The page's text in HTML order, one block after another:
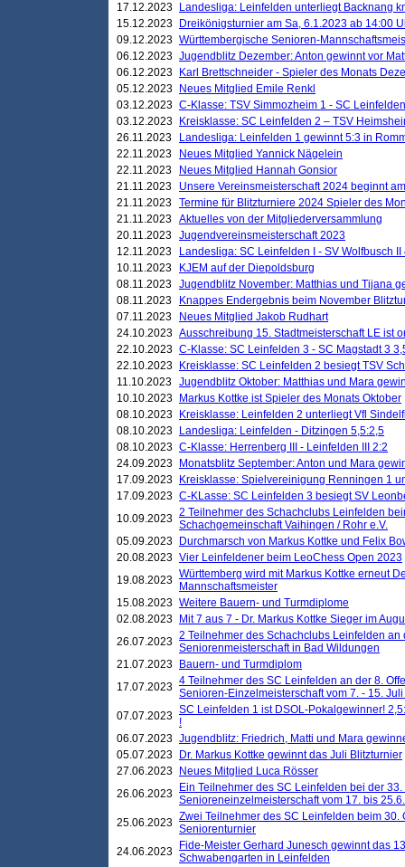
17.12.2023
Landesliga: Leinfelden unterliegt Backnang
15.12.2023
Dreikönigsturnier am Sa, 6.1.2023 ab 14:00
09.12.2023 Württembergische Senioren-
06.12.2023 Jugendblitz Dezember: Anton gewinnt vor
06.12.2023
Karl Brettschneider - Spieler des Monats
05.12.2023
Neues Mitglied Emile Renkl
03.12.2023 C-Klasse: TSV Simmozheim 1 - SC
03.12.2023
Kreisklasse: SC Leinfelden 2 – TSV
26.11.2023
Landesliga: Leinfelden 1 gewinnt 5:3 in
22.11.2023
Neues Mitglied Yannick Nägelein
22.11.2023
Neues Mitglied Hannah Gonsior
21.11.2023
Unsere Vereinsmeisterschaft 2024 beginnt
21.11.2023 Termine für Blitzturniere 2024 Spieler des
21.11.2023 Aktuelles von der Mitgliederversammlung
20.11.2023 Jugendvereinsmeisterschaft 2023
12.11.2023
Landesliga: SC Leinfelden I - SV Wolfbusch II
10.11.2023
KJEM auf der Diepoldsburg
08.11.2023 Jugendblitz November: Matthias und Tijana
08.11.2023
Knappes Endergebnis beim November
07.11.2023
Neues Mitglied Jakob Rudhart
24.10.2023 Ausschreibung 15. Stadtmeisterschaft LE ist
22.10.2023 C-Klasse: SC Leinfelden 3 - SC Magstadt 3
22.10.2023
Kreisklasse: SC Leinfelden 2 besiegt TSV
11.10.2023 Jugendblitz Oktober: Matthias und Mara
10.10.2023
Markus Kottke ist Spieler des Monats Oktober
08.10.2023
Kreisklasse: Leinfelden 2 unterliegt Vfl
08.10.2023
Landesliga: Leinfelden - Ditzingen 5,5:2,5
08.10.2023 C-Klasse: Herrenberg III - Leinfelden III 2:2
24.09.2023
Monatsblitz September: Anton und Mara
17.09.2023
Kreisklasse: Spielvereinigung Renningen 1
17.09.2023 C-KLasse: SC Leinfelden 3 besiegt SV
10.09.2023 2 Teilnehmer des Schachclubs Leinfelden
Schachgemeinschaft Vaihingen / Rohr e.V.
05.09.2023
Durchmarsch von Markus Kottke und Felix
20.08.2023 Vier Leinfeldener beim LeoChess Open 2023
19.08.2023 Württemberg wird mit Markus Kottke erneut
Mannschaftsmeister
15.08.2023 Weitere Bauern- und Turmdiplome
02.08.2023
Mit 7 aus 7 - Dr. Markus Kottke Sieger im
26.07.2023 2 Teilnehmer des Schachclubs Leinfelden an
Seniorenmeisterschaft in Bad Wildungen
21.07.2023
Bauern- und Turmdiplom
17.07.2023 4 Teilnehmer des SC Leinfelden an der 8.
Senioren-Einzelmeisterschaft vom 7. - 15.
07.07.2023 SC Leinfelden 1 ist DSOL-Pokalgewinner!
!
06.07.2023 Jugendblitz: Friedrich, Matti und Mara
05.07.2023
Dr. Markus Kottke gewinnt das Juli Blitzturnier
27.06.2023
Neues Mitglied Luca Rösser
26.06.2023
Ein Teilnehmer des SC Leinfelden bei der
Senioreneinzelmeisterschaft vom 17. bis
25.06.2023 Zwei Teilnehmer des SC Leinfelden beim
Seniorenturnier
24.06.2023
Fide-Meister Gerhard Junesch gewinnt das
Schwabengarten in Leinfelden